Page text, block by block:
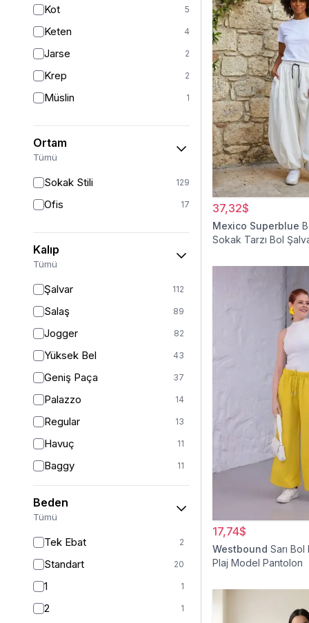
Kot 5
Keten 4
Jarse 2
Krep 2
Müslin 1
Ortam
Tümü
Sokak Stili 129
Ofis 17
Kalıp
Tümü
Şalvar 112
Salaş 89
Jogger 82
Yüksek Bel 43
Geniş Paça 37
Palazzo 14
Regular 13
Havuç 11
Baggy 11
Relaxed 9
Straight 6
Beden
Tümü
Tek Ebat 2
Standart 20
1 1
2 1
37,32$
Mexico Superblue
Sokak Tarzı Bol
17,74$
Westbound Sarı Bol
Plaj Model Pantolon